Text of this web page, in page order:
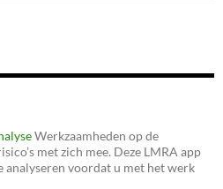
Werkzaamheden op de
met zich mee. Deze LMRA app
analyseren voordat u met het werk